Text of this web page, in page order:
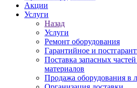
Акции
Услуги
Назад
Услуги
Ремонт оборудования
Гарантийное и
Поставка запасных
материалов
Продажа оборудования в